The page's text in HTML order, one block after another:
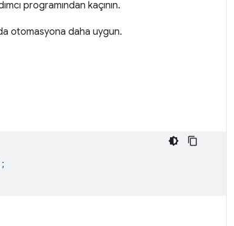
programından kaçının.
otomasyona daha uygun.